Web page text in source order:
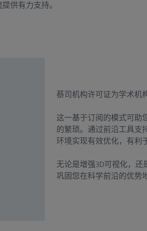
供有力支持。
蔡司机构许可证为学术机
这一基于订阅的模式可助
的繁琐。通过前沿工具支
环境实现有效优化，有利
无论是增强3D可视化，还
巩固您在科学前沿的优势